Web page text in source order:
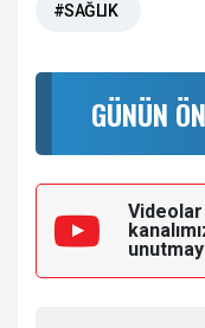
#SAĞLIK
GÜNÜN